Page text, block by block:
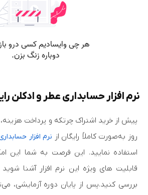
نرم افزار حسابداری عطر و ادکلن
روز به‌صورت کاملاً رایگان از نرم افزار
استفاده نمایید. این فرصت به شما این
قابلیت‌ های ویژه این نرم افزار آشنا شوید
بررسی کنید.پس از پایان دوره آزمایشی،